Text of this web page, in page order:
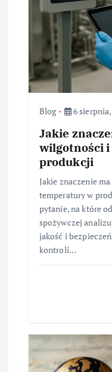
Blog 6 sierpnia,
Jakie
wilgotności
produkcji
Jakie znaczenie
temperatury w
pytanie, na które
spożywczej
jakość i
kontroli…